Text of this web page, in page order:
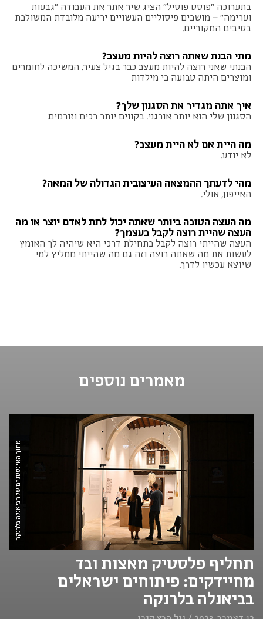
בתערוכה "פוסט פוסיל" הציג שיר אתר את העבודה "גבעות
וערימה" – מושבים פיסוליים העשויים יריעה מלובדת המשולבת
בסיבים המקוריים.
מתי הבנת שאתה רוצה להיות מעצב?
הבנתי שאני רוצה להיות מעצב כבר בגיל צעיר. המשיכה לחומרים
ומוצרים היתה טבועה בי מילדות
איך אתה מגדיר את הסגנון שלך?
הסגנון שלי הוא יותר אורגני. בקווים יותר רכים וזורמים.
מה היית אם לא היית מעצב?
לא יודע.
מהי לדעתך ההמצאה העיצובית הגדולה של המאה?
האייפון, אולי.
מה העצה הטובה ביותר שאתה יכול לתת לאדם יוצר או מה
העצה שהיית רוצה לקבל בעצמך?
העצה שהייתי רוצה לקבל בתחילת דרכי היא שיהיה לך האומץ
לעשות את מה שאתה רוצה וזה גם מה שהייתי ממליץ למי
שיוצא עכשיו לדרך.
מאמרים נוספים
מתוך האינסטגרם של הביאנלה בלרנקה
תחליף פלסטיק מאצות ובד
מחיידקים: פיתוחים ישראלים
בביאנלה בלרנקה